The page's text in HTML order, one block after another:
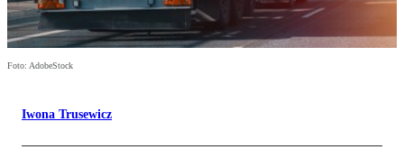
Foto: AdobeStock
Iwona Trusewicz